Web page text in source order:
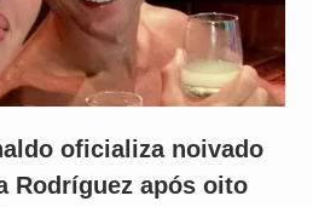
oficializa noivado
Rodríguez após oito